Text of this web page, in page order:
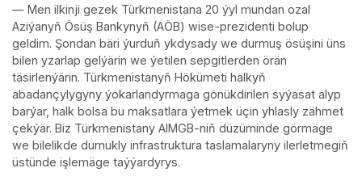
— Men ilkinji gezek Türkmenistana 20 ýyl mundan ozal
Aziýanyň Ösüş Bankynyň (AÖB) wise-prezidenti bolup
geldim. Şondan bäri ýurduň ykdysady we durmuş ösüşini üns
bilen yzarlap gelýärin we ýetilen sepgitlerden örän
täsirlenýärin. Türkmenistanyň Hökümeti halkyň
abadançylygyny ýokarlandyrmaga gönükdirilen syýasat alyp
barýar, halk bolsa bu maksatlara ýetmek üçin yhlasly zähmet
çekýär. Biz Türkmenistany AIMGB-niň düzüminde görmäge
we bilelikde durnukly infrastruktura taslamalaryny ilerletmegiň
üstünde işlemäge taýýardyrys.